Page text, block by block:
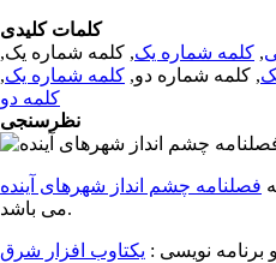
کلمات کلیدی
, کلمه شماره یک, کلمه شماره یک,
, کلمه شماره دو, کلمه شماره یک,
کلمه دو
نظرسنجی
فصلنامه چشم انداز شهرهای آینده
می باشد.
نویسی : یکتاوب افزار شرق